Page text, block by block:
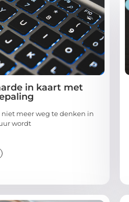
in kaart met
meer weg te denken in
wordt